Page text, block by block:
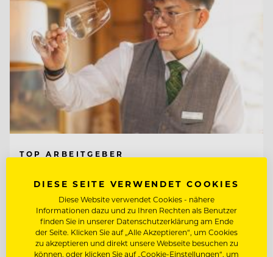
TOP ARBEITGEBER
6410 Telfs, Österreich
CHEF DE RANG (M/W/D)
DIESE SEITE VERWENDET COOKIES
Diese Website verwendet Cookies - nähere
Informationen dazu und zu Ihren Rechten als Benutzer
finden Sie in unserer Datenschutzerklärung am Ende
der Seite. Klicken Sie auf „Alle Akzeptieren“, um Cookies
zu akzeptieren und direkt unsere Webseite besuchen zu
können, oder klicken Sie auf „Cookie-Einstellungen“, um